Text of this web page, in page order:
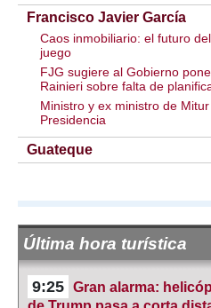
Francisco Javier García
Caos inmobiliario: el futuro
juego
FJG sugiere al Gobierno
Rainieri sobre falta de
Ministro y ex ministro de
Presidencia
Guateque
Última hora turística
9:25 Gran alarma: